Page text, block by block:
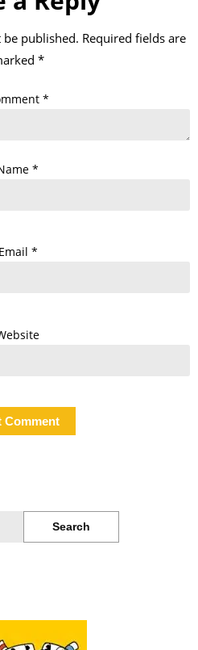
published. Required fields are
*
*
*
Email *